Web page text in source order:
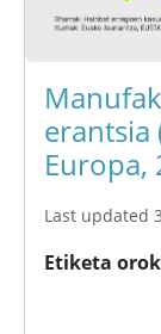
erantsia
Europa,
Last updated
Etiketa